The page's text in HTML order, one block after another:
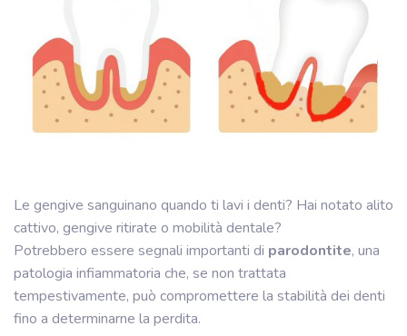
Le gengive sanguinano quando ti lavi i denti? Hai notato alito
cattivo, gengive ritirate o mobilità dentale?
Potrebbero essere segnali importanti di parodontite, una
patologia infiammatoria che, se non trattata
tempestivamente, può compromettere la stabilità dei denti
fino a determinarne la perdita.